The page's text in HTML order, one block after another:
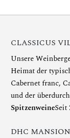
CLASSICUS
Unsere
Heimat der
Cabernet franc,
und der
SpitzenweineSeit
DHC MANSION